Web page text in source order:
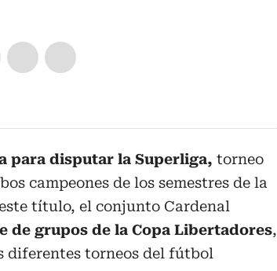
para disputar la Superliga, torneo
campeones de los semestres de la
título, el conjunto Cardenal
de grupos de la Copa Libertadores,
diferentes torneos del fútbol